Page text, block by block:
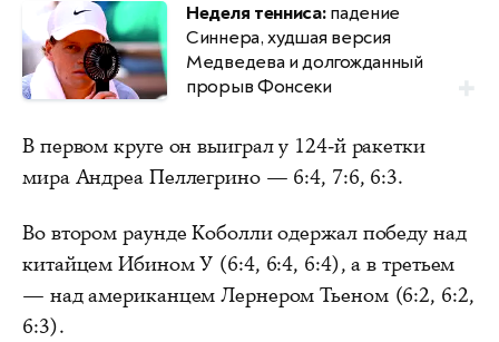
Неделя тенниса:падение
Синнера, худшая версия
Медведева и долгожданный
прорыв Фонсеки
В первом круге он выиграл у 124-й ракетки
мира Андреа Пеллегрино — 6:4, 7:6, 6:3.
Во втором раунде Коболли одержал победу над
китайцем Ибином У (6:4, 6:4, 6:4), а в третьем
— над американцем Лернером Тьеном (6:2, 6:2,
6:3).